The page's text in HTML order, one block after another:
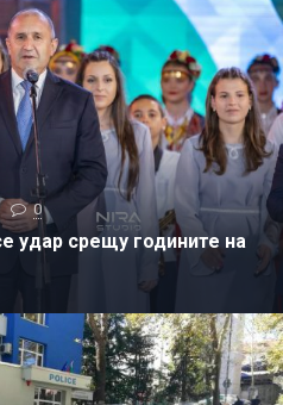
0
удар срещу годините на